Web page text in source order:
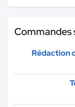
Commandes
Rédaction